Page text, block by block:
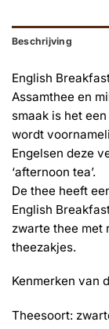
Beschrijving
English
Assamthee en
smaak is het
wordt
Engelsen deze
‘afternoon tea’.
De thee heeft
English
zwarte thee met
theezakjes.
Kenmerken van
Theesoort: